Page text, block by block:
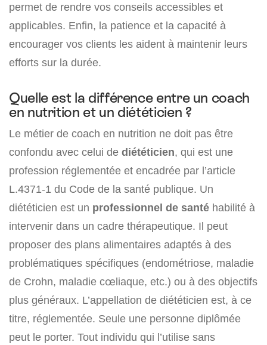
permet de rendre vos conseils accessibles et
applicables. Enfin, la patience et la capacité à
encourager vos clients les aident à maintenir leurs
efforts sur la durée.
Quelle est la différence entre un coach
en nutrition et un diététicien ?
Le métier de coach en nutrition ne doit pas être
confondu avec celui de diététicien, qui est une
profession réglementée et encadrée par l’article
L.4371-1 du Code de la santé publique. Un
diététicien est un professionnel de santé habilité à
intervenir dans un cadre thérapeutique. Il peut
proposer des plans alimentaires adaptés à des
problématiques spécifiques (endométriose, maladie
de Crohn, maladie cœliaque, etc.) ou à des objectifs
plus généraux. L’appellation de diététicien est, à ce
titre, réglementée. Seule une personne diplômée
peut le porter. Tout individu qui l’utilise sans